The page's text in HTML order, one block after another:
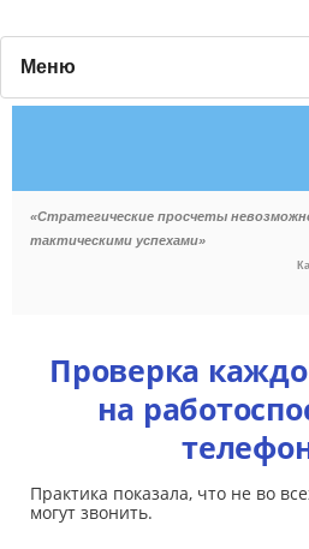
Меню
«Стратегические просчеты
тактическими успехами»
Проверка
на
Практика показала, что не во
могут звонить.